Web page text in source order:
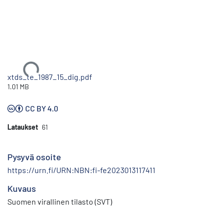
Ladataan...
xtds_te_1987_15_dig.pdf
1.01 MB
CC BY 4.0
Lataukset 61
Pysyvä osoite
https://urn.fi/URN:NBN:fi-fe2023013117411
Kuvaus
Suomen virallinen tilasto (SVT)